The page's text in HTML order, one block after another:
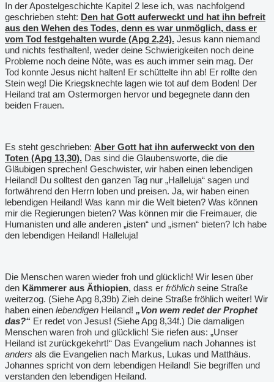
In der Apostelgeschichte Kapitel 2 lese ich, was nachfolgend
geschrieben steht: Den hat Gott auferweckt und hat ihn befreit
aus den Wehen des Todes, denn es war unmöglich, dass er
vom Tod festgehalten wurde (Apg 2,24). Jesus kann niemand
und nichts festhalten!, weder deine Schwierigkeiten noch deine
Probleme noch deine Nöte, was es auch immer sein mag. Der
Tod konnte Jesus nicht halten! Er schüttelte ihn ab! Er rollte den
Stein weg! Die Kriegsknechte lagen wie tot auf dem Boden! Der
Heiland trat am Ostermorgen hervor und begegnete dann den
beiden Frauen.
Es steht geschrieben: Aber Gott hat ihn auferweckt von den
Toten (Apg 13,30). Das sind die Glaubensworte, die die
Gläubigen sprechen! Geschwister, wir haben einen lebendigen
Heiland! Du solltest den ganzen Tag nur „Halleluja“ sagen und
fortwährend den Herrn loben und preisen. Ja, wir haben einen
lebendigen Heiland! Was kann mir die Welt bieten? Was können
mir die Regierungen bieten? Was können mir die Freimauer, die
Humanisten und alle anderen „isten“ und „ismen“ bieten? Ich habe
den lebendigen Heiland! Halleluja!
Die Menschen waren wieder froh und glücklich! Wir lesen über
den Kämmerer aus Äthiopien, dass er fröhlich seine Straße
weiterzog. (Siehe Apg 8,39b) Zieh deine Straße fröhlich weiter! Wir
haben einen lebendigen Heiland! „Von wem redet der Prophet
das?“ Er redet von Jesus! (Siehe Apg 8,34f.) Die damaligen
Menschen waren froh und glücklich! Sie riefen aus: „Unser
Heiland ist zurückgekehrt!“ Das Evangelium nach Johannes ist
anders als die Evangelien nach Markus, Lukas und Matthäus.
Johannes spricht von dem lebendigen Heiland! Sie begriffen und
verstanden den lebendigen Heiland.